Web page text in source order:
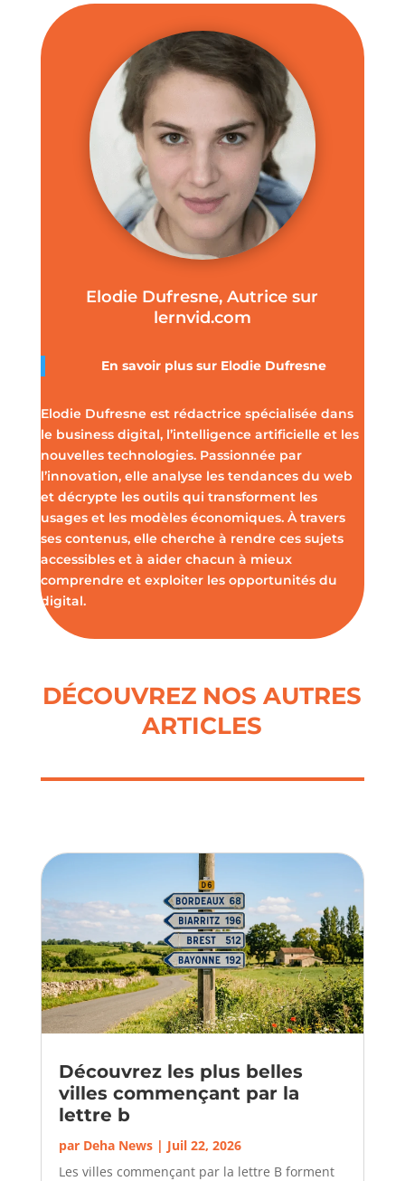
Elodie Dufresne, Autrice sur
lernvid.com
En savoir plus sur Elodie Dufresne
Elodie Dufresne est rédactrice spécialisée dans
le business digital, l’intelligence artificielle et les
nouvelles technologies. Passionnée par
l’innovation, elle analyse les tendances du web
et décrypte les outils qui transforment les
usages et les modèles économiques. À travers
ses contenus, elle cherche à rendre ces sujets
accessibles et à aider chacun à mieux
comprendre et exploiter les opportunités du
digital.
DÉCOUVREZ NOS AUTRES
ARTICLES
Découvrez les plus belles
villes commençant par la
lettre b
par Deha News| Juil 22, 2026
Les villes commençant par la lettre B forment